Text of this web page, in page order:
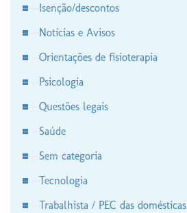
Isenção/descontos
Notícias e Avisos
Orientações de fisioterapia
Psicologia
Questões legais
Saúde
Sem categoria
Tecnologia
Trabalhista / PEC das domésticas